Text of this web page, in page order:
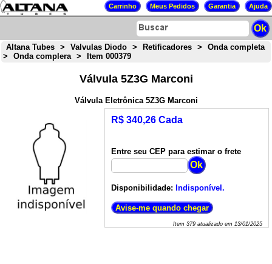
Altana Tubes > Valvulas Diodo > Retificadores >
Onda completa
>
Onda complera > Item 000379
Válvula 5Z3G Marconi
Válvula Eletrônica 5Z3G Marconi
R$ 340,26 Cada
Entre seu CEP para estimar o frete
Disponibilidade: Indisponível.
Item 379atualizado em 13/01/2025